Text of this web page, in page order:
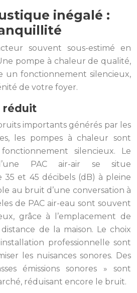
inégalé :
souvent sous-estimé en
pompe à chaleur de qualité,
un fonctionnement silencieux,
de votre foyer.
réduit
importants générés par les
les pompes à chaleur sont
silencieux. Le
PAC air-air se situe
et 45 décibels (dB) à pleine
au bruit d’une conversation à
de PAC air-eau sont souvent
grâce à l’emplacement de
de la maison. Le choix
professionnelle sont
les nuisances sonores. Des
émissions sonores » sont
réduisant encore le bruit.